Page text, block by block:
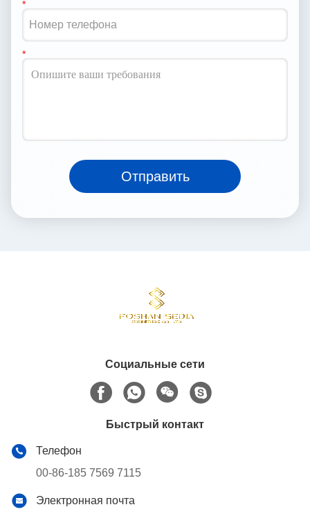
Отправить
Социальные сети
Быстрый контакт
Телефон
00-86-185 7569 7115
Электронная почта